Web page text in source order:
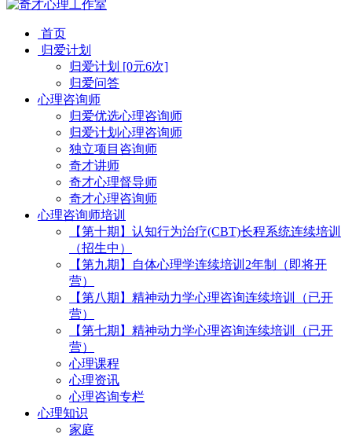
首页
归爱计划
归爱计划 [0元6次]
归爱问答
心理咨询师
归爱优选心理咨询师
归爱计划心理咨询师
独立项目咨询师
奇才讲师
奇才心理督导师
奇才心理咨询师
心理咨询师培训
【第十期】认知行为治疗(CBT)长程系统连续培训
（招生中）
【第九期】自体心理学连续培训2年制（即将开
营）
【第八期】精神动力学心理咨询连续培训（已开
营）
【第七期】精神动力学心理咨询连续培训（已开
营）
心理课程
心理资讯
心理咨询专栏
心理知识
家庭